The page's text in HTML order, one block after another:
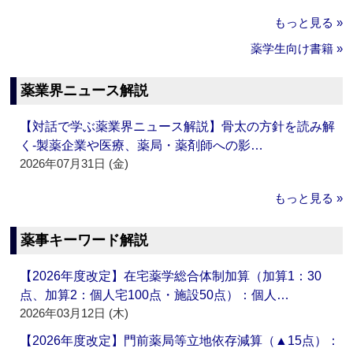
もっと見る »
薬学生向け書籍 »
薬業界ニュース解説
【対話で学ぶ薬業界ニュース解説】骨太の方針を読み解
く‐製薬企業や医療、薬局・薬剤師への影…
2026年07月31日 (金)
もっと見る »
薬事キーワード解説
【2026年度改定】在宅薬学総合体制加算（加算1：30
点、加算2：個人宅100点・施設50点）：個人…
2026年03月12日 (木)
【2026年度改定】門前薬局等立地依存減算（▲15点）：